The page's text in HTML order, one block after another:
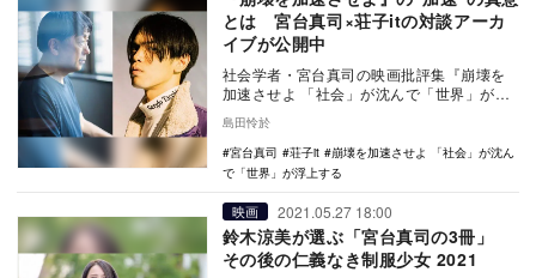
とは 宮台真司×荘子itの対談アーカ
イブが公開中
社会学者・宮台真司の映画批評集『崩壊を
加速させよ 「社会」が沈んで「世界」が浮
Hop…
島田怜於
宮台真司
荘子it
崩壊を加速させよ 「社会」が沈ん
で「世界」が浮上する
映画 2021.05.27 18:00
鈴木涼美が選ぶ「宮台真司の3冊」
その後の仁義なき制服少女 2021